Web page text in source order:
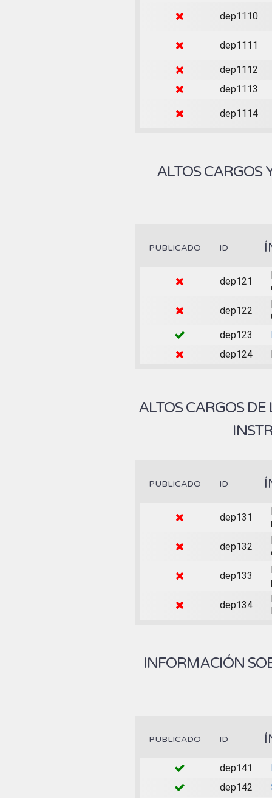
dep1110
dep1111
dep1112
dep1113
dep1114
ALTOS CARGOS
PUBLICADO ID
dep121
dep122
dep123
dep124
ALTOS CARGOS
PUBLICADO ID
dep131
dep132
dep133
dep134
INFORMACIÓN
PUBLICADO ID
dep141
dep142